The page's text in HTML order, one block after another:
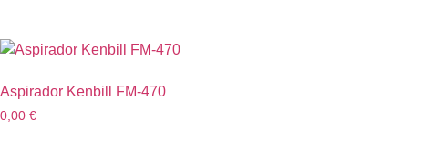
Aspirador Kenbill FM-470
0,00 €